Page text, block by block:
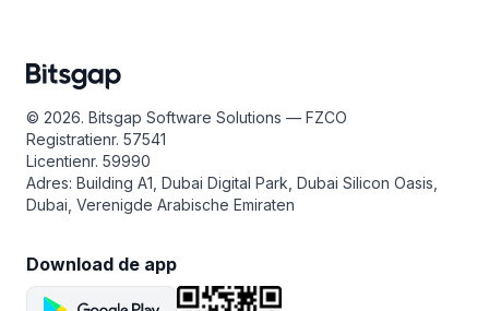
© 2026. Bitsgap Software Solutions — FZCO
Registratienr. 57541
Licentienr. 59990
Adres: Building A1, Dubai Digital Park, Dubai Silicon Oasis,
Dubai, Verenigde Arabische Emiraten
Download de app